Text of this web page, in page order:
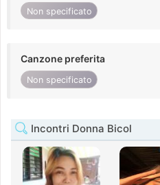
Non specificato
Canzone preferita
Non specificato
Incontri Donna Bicol